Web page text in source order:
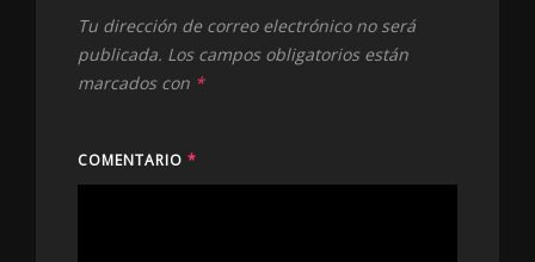
Tu dirección de correo electrónico no será
publicada. Los campos obligatorios están
marcados con *
COMENTARIO *